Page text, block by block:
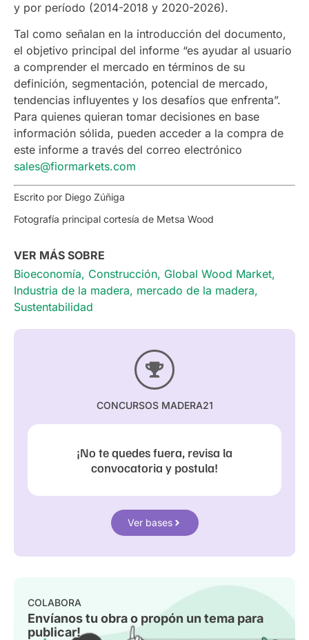
y por período (2014-2018 y 2020-2026).
Tal como señalan en la introducción del documento,
el objetivo principal del informe “es ayudar al usuario
a comprender el mercado en términos de su
definición, segmentación, potencial de mercado,
tendencias influyentes y los desafíos que enfrenta”.
Para quienes quieran tomar decisiones en base
información sólida, pueden acceder a la compra de
este informe a través del correo electrónico
sales@fiormarkets.com
Escrito por Diego Zúñiga
Fotografía principal cortesía de Metsa Wood
VER MÁS SOBRE
Bioeconomía, Construcción, Global Wood Market,
Industria de la madera, mercado de la madera,
Sustentabilidad
CONCURSOS MADERA21
¡No te quedes fuera, revisa la
convocatoria y postula!
Ver bases
COLABORA
Envíanos tu obra o propón un tema para
publicar!